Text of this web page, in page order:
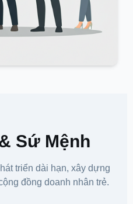
Sứ Mệnh
triển dài hạn, xây dựng
đồng doanh nhân trẻ.